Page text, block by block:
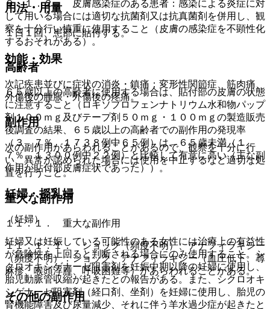
９．１．２． 皮膚感染症のある患者：感染による炎症に対
して用いる場合には適切な抗菌剤又は抗真菌剤を併用し、観
察を十分行い慎重に使用すること（皮膚の感染症を不顕性化
するおそれがある）。
高齢者
６５歳以上の高齢者に使用する場合は、貼付部の皮膚の状態
に注意すること（ロキソプロフェンナトリウム水和物パップ
剤１００ｍｇ及びテープ剤５０ｍｇ・１００ｍｇの製造販売
後調査の結果、６５歳以上の高齢者での副作用の発現率
（３．７％、１７３８例中６５例）は、６５歳未満（１．
７％、１３００例中２２例）と比較して有意に高い（主な副
作用が貼付部皮膚症状であった））。
妊婦・授乳婦
（妊婦）
妊婦又は妊娠している可能性のある女性には治療上の有益性
が危険性を上回ると判断される場合にのみ使用すること。シ
クロオキシゲナーゼ阻害剤を妊娠中期以降の妊婦に使用し、
胎児動脈管収縮が起きたとの報告がある。また、シクロオキ
シゲナーゼ阻害剤（経口剤、坐剤）を妊婦に使用し、胎児の
腎機能障害及び尿量減少、それに伴う羊水過少症が起きたと
用法・用量
１日１回、患部に貼付する。
効能・効果
次記疾患並びに症状の消炎・鎮痛：変形性関節症、筋肉痛、
外傷後の腫脹・外傷後の疼痛。
副作用
次の副作用があらわれることがあるので、観察を十分に行
い、異常が認められた場合には使用を中止するなど適切な処
置を行うこと。
重大な副作用
１１．１． 重大な副作用
１１．１．１． ショック（頻度不明）、アナフィラキシー
（頻度不明）：ショック、アナフィラキシー（血圧低下、蕁
麻疹、喉頭浮腫、呼吸困難等）があらわれることがある。
その他の副作用